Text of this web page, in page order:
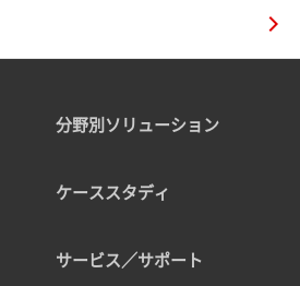
分野別ソリューション
ケーススタディ
サービス／サポート